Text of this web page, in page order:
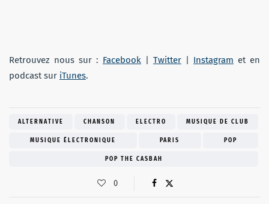
Retrouvez nous sur : Facebook Twitter Instagram et en
podcast sur iTunes.
ALTERNATIVE CHANSON ELECTRO MUSIQUE DE CLUB
MUSIQUE ÉLECTRONIQUE PARIS POP
POP THE CASBAH
0